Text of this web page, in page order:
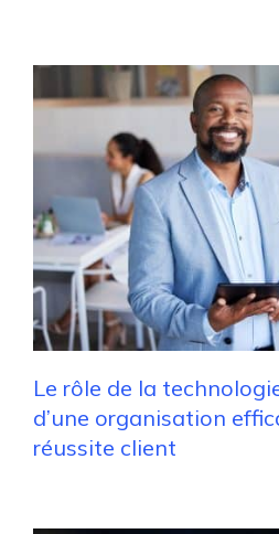
Le rôle de la
d’une organisation
réussite client